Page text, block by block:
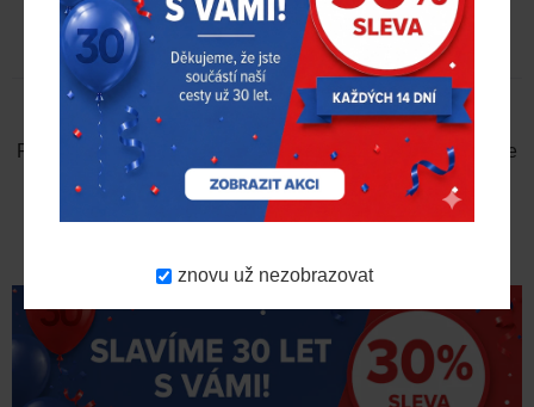
znovu už nezobrazovat
RECENZE
NAPSAT RECENZI
Prosím přihlaste se nebo se registrujte pro napsání recenze